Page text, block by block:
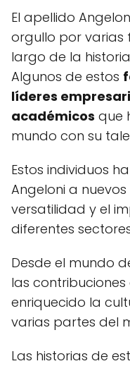
El apellido
orgullo por varias
largo de la
Algunos de estos
líderes
académicos que
mundo con su
Estos individuos
Angeloni a
versatilidad y el
diferentes
Desde el mundo
las
enriquecido la
varias partes del
Las historias de